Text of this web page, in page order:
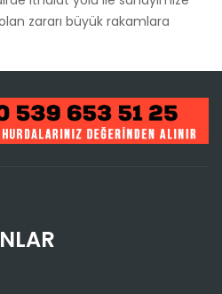
zararı büyük rakamlara